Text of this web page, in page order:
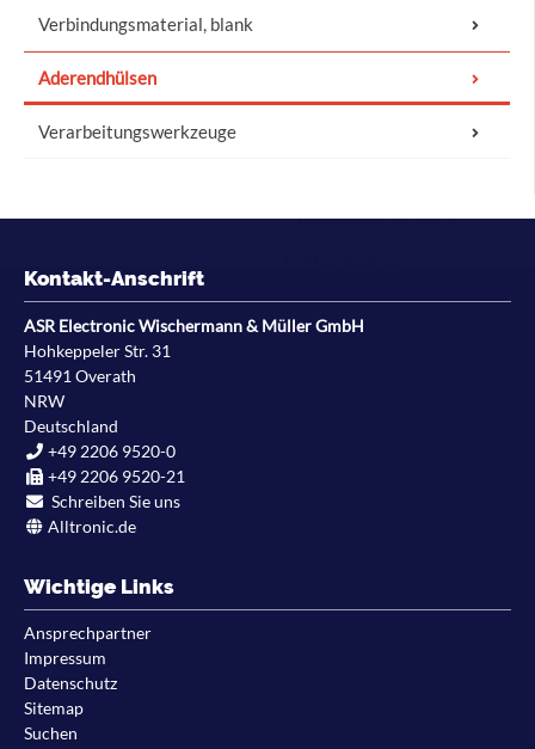
Gabelform
Verbindungsmaterial, blank
Aderendhülsen
TWIN-Aderendhülsen
Auf Klein-und Mittelspule
Verarbeitungswerkzeuge
Kontakt-Anschrift
ASR Electronic Wischermann & Müller GmbH
Hohkeppeler Str. 31
51491 Overath
NRW
Deutschland
+49 2206 9520-0
+49 2206 9520-21
Schreiben Sie uns
Alltronic.de
Wichtige Links
Ansprechpartner
Impressum
Datenschutz
Sitemap
Suchen